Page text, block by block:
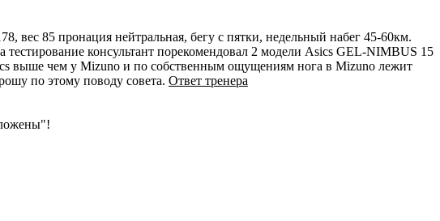
вес 85 пронация нейтральная, бегу с пятки, недельный набег 45-60км.
консультант порекомендовал 2 модели Asics GEL-NIMBUS 15
выше чем у Mizuno и по собственным ощущениям нога в Mizuno лежит
по этому поводу совета. Ответ тренера